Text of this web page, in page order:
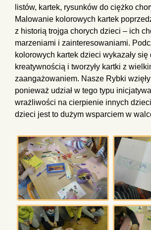
listów, kartek, rysunków do ciężko
Malowanie kolorowych kartek
z historią trojga chorych dzieci – ich
marzeniami i zainteresowaniami.
kolorowych kartek dzieci wykazały się
kreatywnością i tworzyły kartki z
zaangażowaniem. Nasze Rybki
ponieważ udział w tego typu
wrażliwości na cierpienie innych
dzieci jest to dużym wsparciem w